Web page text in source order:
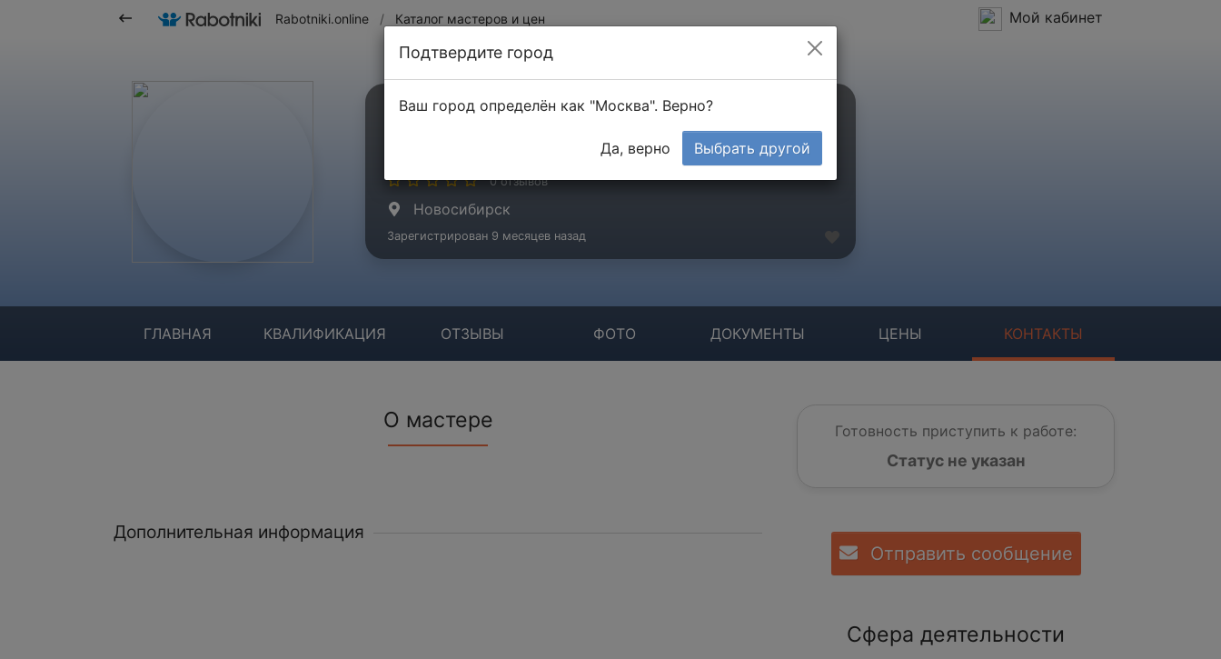
Rabotniki.online / Каталог мастеров и цен Мой кабинет
Ющенко Сергей
0 отзывов
Новосибирск
Зарегистрирован 9 месяцев назад
ГЛАВНАЯ КВАЛИФИКАЦИЯ ОТЗЫВЫ ФОТО ДОКУМЕНТЫ ЦЕНЫ КОНТАКТЫ
О мастере
Дополнительная информация
Готовность приступить к работе:
Статус не указан
Отправить сообщение
Сфера деятельности
Подтвердите город
Ваш город определён как "Москва". Верно?
Да, верно Выбрать другой